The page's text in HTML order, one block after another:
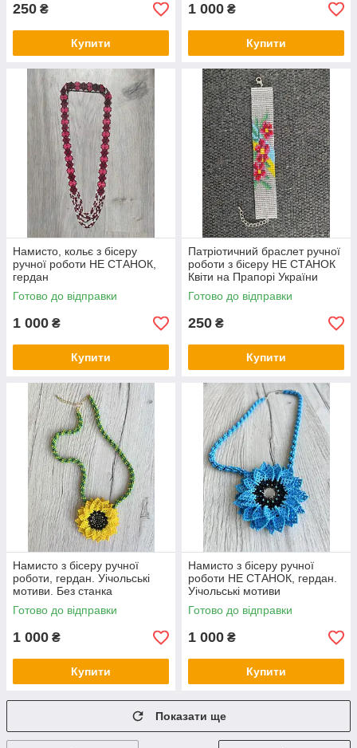
250 ₴
Купити
1 000 ₴
Купити
Намисто, кольє з бісеру
ручної роботи НЕ СТАНОК,
гердан
Готово до відправки
1 000 ₴
Купити
Патріотичний браслет ручної
роботи з бісеру НЕ СТАНОК
Квіти на Прапорі України
Готово до відправки
250 ₴
Купити
Намисто з бісеру ручної
роботи, гердан. Уічольські
мотиви. Без станка
Готово до відправки
1 000 ₴
Купити
Намисто з бісеру ручної
роботи НЕ СТАНОК, гердан.
Уічольські мотиви
Готово до відправки
1 000 ₴
Купити
Показати ще